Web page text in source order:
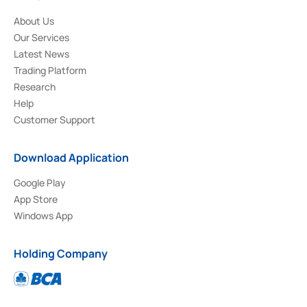
About Us
Our Services
Latest News
Trading Platform
Research
Help
Customer Support
Download Application
Google Play
App Store
Windows App
Holding Company